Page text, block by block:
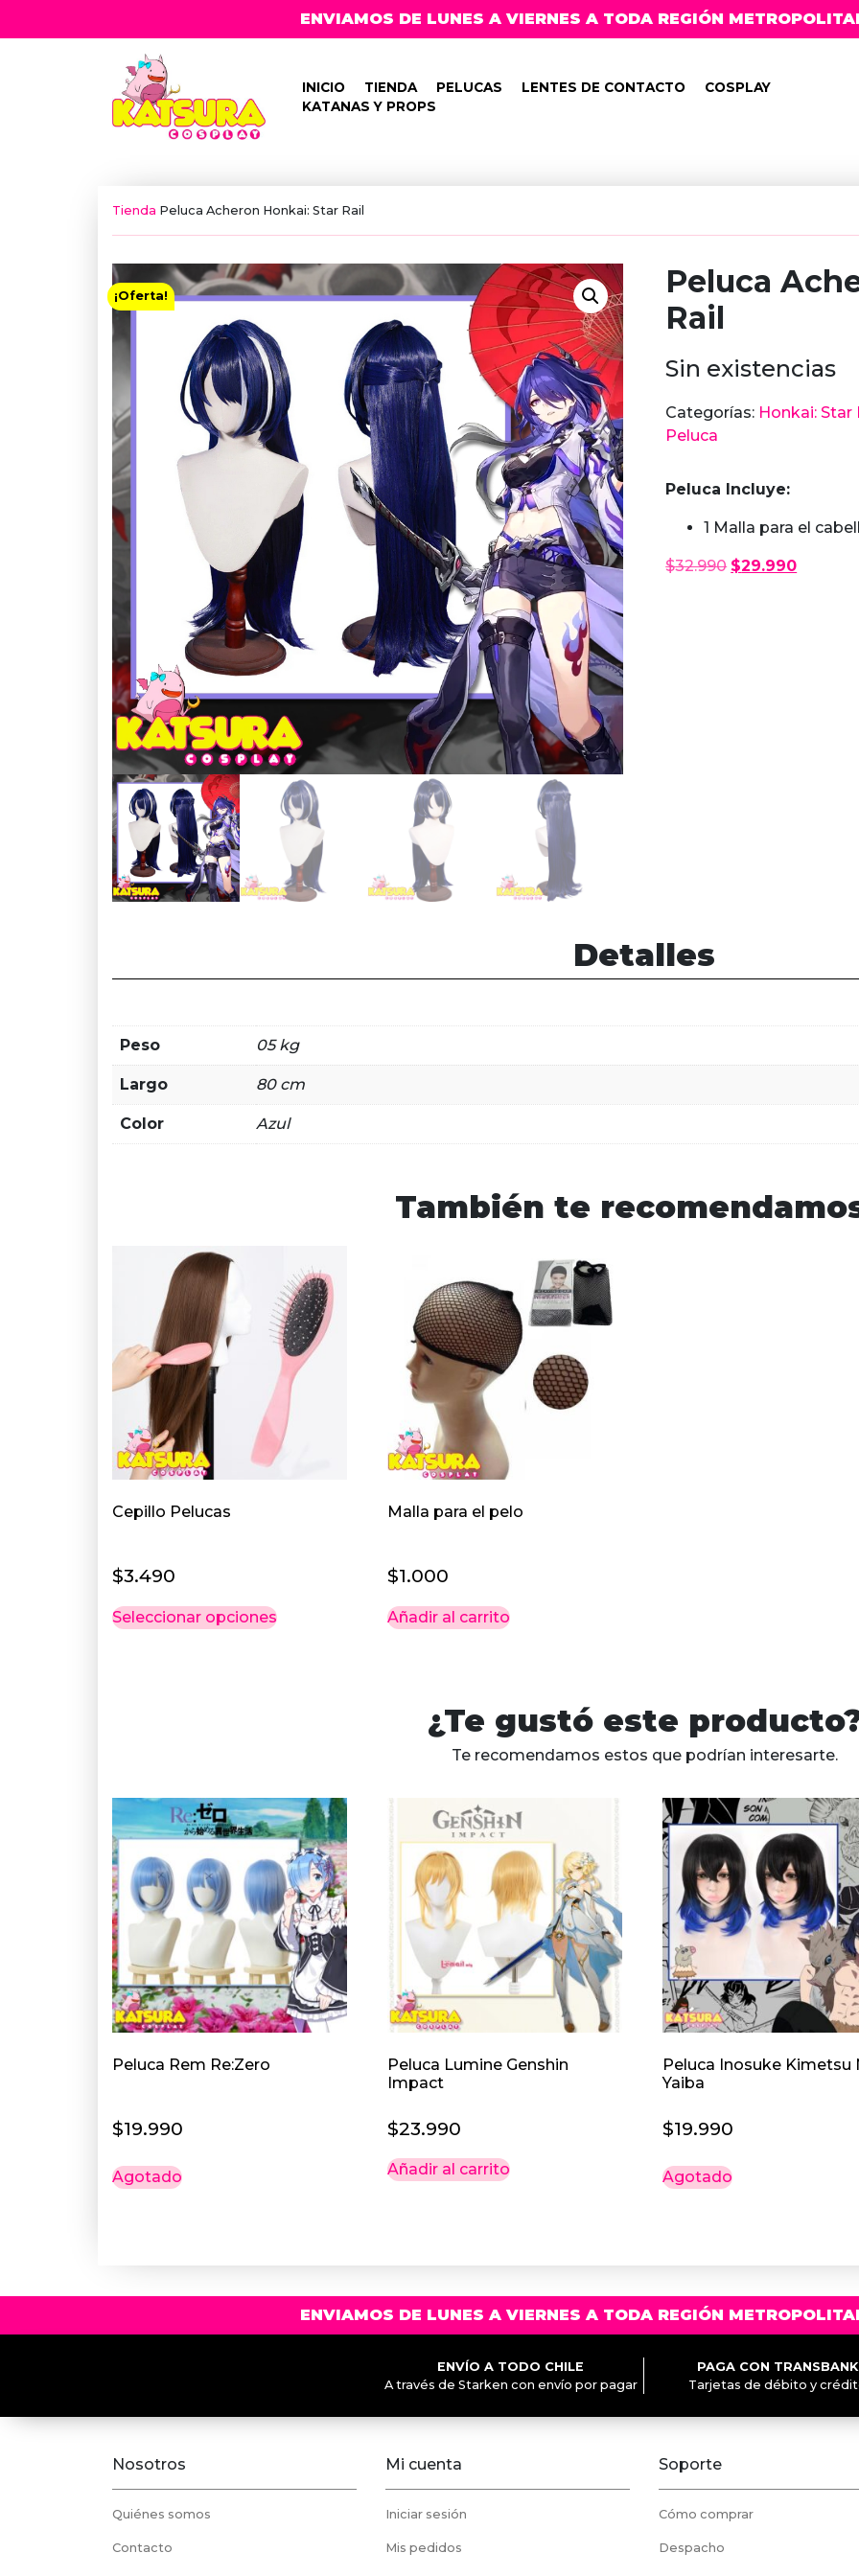
ENVIAMOS DE LUNES A VIERNES A TODA REGIÓN
INICIO TIENDA PELUCAS LENTES DE CONTACTO
COSPLAY
KATANAS Y PROPS
Tienda Peluca Acheron Honkai: Star Rail
¡Oferta!
Peluca
Rail
$32.990 El
$29.990El
Peluca Incluye:
1 Malla para el
Sin existencias
Categorías: Honkai: Star
Peluca
Detalles
Peso 05 kg
Largo 80 cm
Color Azul
También te
Cepillo Pelucas
$3.490
Seleccionar opciones
elegir
en
la
página
de
producto
Malla para el pelo
$1.000
Añadir al carrito
¿Te gustó este
Te recomendamos estos que podrían interesarte.
Peluca Rem Re:Zero
$19.990
Agotado
Peluca Lumine Genshin
Impact
$23.990
Añadir al carrito
Peluca Inosuke Kimetsu
Yaiba
$19.990
Agotado
ENVIAMOS DE LUNES A VIERNES A TODA REGIÓN
ENVÍO A TODO CHILE
A través de Starken con envío por pagar
PAGA CON TRANSBANK
Tarjetas de débito y
Nosotros
Quiénes somos
Contacto
Mi cuenta
Iniciar sesión
Mis pedidos
Soporte
Cómo comprar
Despacho